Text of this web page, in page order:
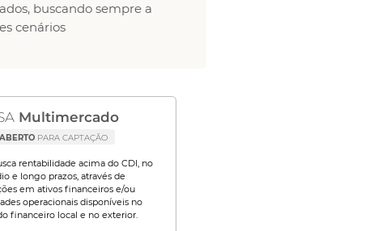
buscando sempre a
cenários
Multimercado
ABERTOPARA CAPTAÇÃO
rentabilidade acima do CDI, no
e longo prazos, através de
em ativos financeiros e/ou
operacionais disponíveis no
financeiro local e no exterior.